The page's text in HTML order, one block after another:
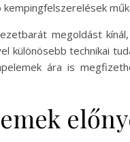
megoldást
különösebb technikai
ára is